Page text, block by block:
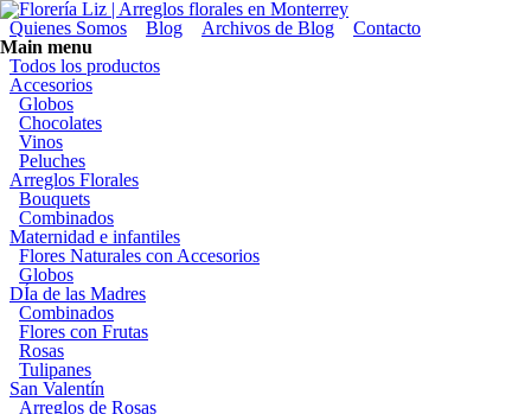
Pasar al contenido principal
Florería Liz | Arreglos florales en Monterrey
Menú secundario
Quienes Somos Blog Archivos de Blog
Contacto
Main menu
Todos los productos
Accesorios
Globos
Chocolates
Vinos
Peluches
Arreglos Florales
Bouquets
Combinados
Maternidad e infantiles
Flores Naturales con Accesorios
Globos
DÍa de las Madres
Combinados
Flores con Frutas
Rosas
Tulipanes
San Valentín
Arreglos de Rosas